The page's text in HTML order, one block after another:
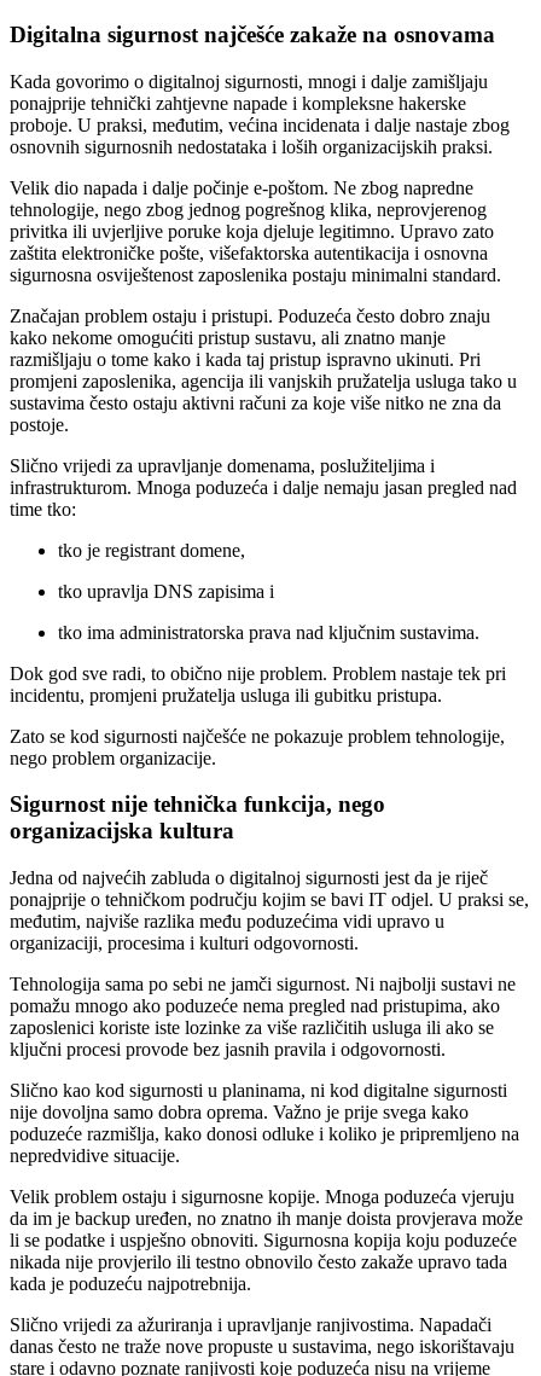
Digitalna sigurnost najčešće zakaže na osnovama
Kada govorimo o digitalnoj sigurnosti, mnogi i dalje zamišljaju
ponajprije tehnički zahtjevne napade i kompleksne hakerske
proboje. U praksi, međutim, većina incidenata i dalje nastaje zbog
osnovnih sigurnosnih nedostataka i loših organizacijskih praksi.
Velik dio napada i dalje počinje e-poštom. Ne zbog napredne
tehnologije, nego zbog jednog pogrešnog klika, neprovjerenog
privitka ili uvjerljive poruke koja djeluje legitimno. Upravo zato
zaštita elektroničke pošte, višefaktorska autentikacija i osnovna
sigurnosna osviještenost zaposlenika postaju minimalni standard.
Značajan problem ostaju i pristupi. Poduzeća često dobro znaju
kako nekome omogućiti pristup sustavu, ali znatno manje
razmišljaju o tome kako i kada taj pristup ispravno ukinuti. Pri
promjeni zaposlenika, agencija ili vanjskih pružatelja usluga tako u
sustavima često ostaju aktivni računi za koje više nitko ne zna da
postoje.
Slično vrijedi za upravljanje domenama, poslužiteljima i
infrastrukturom. Mnoga poduzeća i dalje nemaju jasan pregled nad
time tko:
tko je registrant domene,
tko upravlja DNS zapisima i
tko ima administratorska prava nad ključnim sustavima.
Dok god sve radi, to obično nije problem. Problem nastaje tek pri
incidentu, promjeni pružatelja usluga ili gubitku pristupa.
Zato se kod sigurnosti najčešće ne pokazuje problem tehnologije,
nego problem organizacije.
Sigurnost nije tehnička funkcija, nego
organizacijska kultura
Jedna od najvećih zabluda o digitalnoj sigurnosti jest da je riječ
ponajprije o tehničkom području kojim se bavi IT odjel. U praksi se,
međutim, najviše razlika među poduzećima vidi upravo u
organizaciji, procesima i kulturi odgovornosti.
Tehnologija sama po sebi ne jamči sigurnost. Ni najbolji sustavi ne
pomažu mnogo ako poduzeće nema pregled nad pristupima, ako
zaposlenici koriste iste lozinke za više različitih usluga ili ako se
ključni procesi provode bez jasnih pravila i odgovornosti.
Slično kao kod sigurnosti u planinama, ni kod digitalne sigurnosti
nije dovoljna samo dobra oprema. Važno je prije svega kako
poduzeće razmišlja, kako donosi odluke i koliko je pripremljeno na
nepredvidive situacije.
Velik problem ostaju i sigurnosne kopije. Mnoga poduzeća vjeruju
da im je backup uređen, no znatno ih manje doista provjerava može
li se podatke i uspješno obnoviti. Sigurnosna kopija koju poduzeće
nikada nije provjerilo ili testno obnovilo često zakaže upravo tada
kada je poduzeću najpotrebnija.
Slično vrijedi za ažuriranja i upravljanje ranjivostima. Napadači
danas često ne traže nove propuste u sustavima, nego iskorištavaju
stare i odavno poznate ranjivosti koje poduzeća nisu na vrijeme